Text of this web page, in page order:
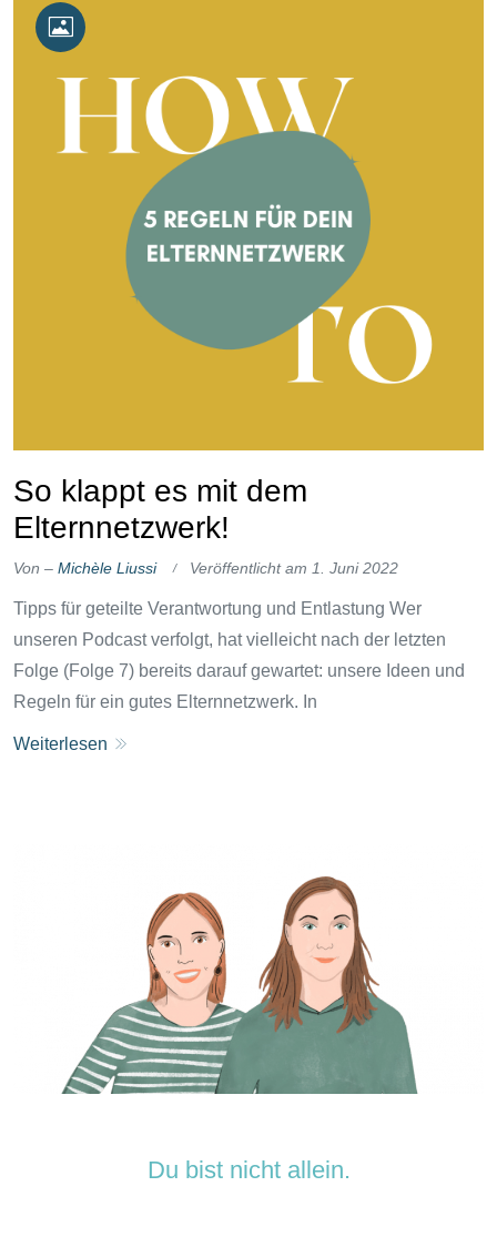
So klappt es mit dem
Elternnetzwerk!
Von – Michèle Liussi Veröffentlicht am 1. Juni 2022
Tipps für geteilte Verantwortung und Entlastung Wer
unseren Podcast verfolgt, hat vielleicht nach der letzten
Folge (Folge 7) bereits darauf gewartet: unsere Ideen und
Regeln für ein gutes Elternnetzwerk. In
Weiterlesen
Du bist nicht allein.